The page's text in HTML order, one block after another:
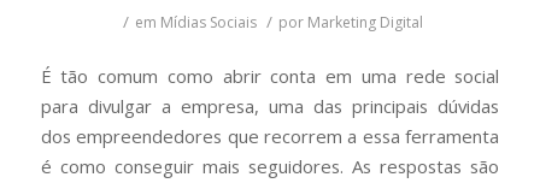
/ em Mídias Sociais / por Marketing Digital
É tão comum como abrir conta em uma rede social
para divulgar a empresa, uma das principais dúvidas
dos empreendedores que recorrem a essa ferramenta
é como conseguir mais seguidores. As respostas são